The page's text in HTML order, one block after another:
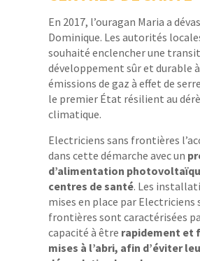
En 2017, l’ouragan Maria a
Dominique. Les autorités
souhaité enclencher une
développement sûr et durable
émissions de gaz à effet de
le premier État résilient au
climatique.
Electriciens sans frontières
dans cette démarche avec un
d’alimentation
centres de santé. Les
mises en place par Electriciens
frontières sont caractérisées
capacité à être rapidement et
mises à l’abri, afin d’éviter